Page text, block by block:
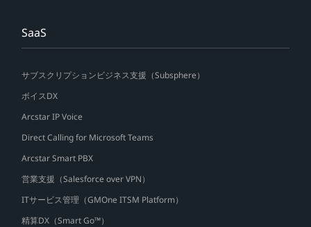
SaaS
サブスクリプションビジネス支援（Subsphere）
ボイスDX
Arcstar IP Voice
Direct Calling for Microsoft Teams
Arcstar Smart PBX
営業支援（Salesforce over VPN）
ITサービス管理（GMOne ITSM Platform）
精算DX（Smart Go™）